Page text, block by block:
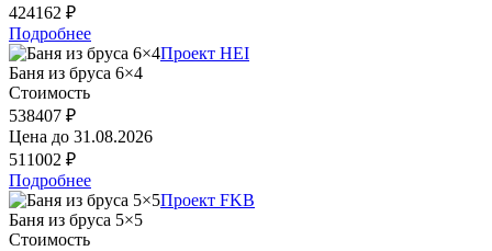
424162 ₽
Подробнее
Проект HEI
Баня из бруса 6×4
Стоимость
538407 ₽
Цена до 31.08.2026
511002 ₽
Подробнее
Проект FKB
Баня из бруса 5×5
Стоимость